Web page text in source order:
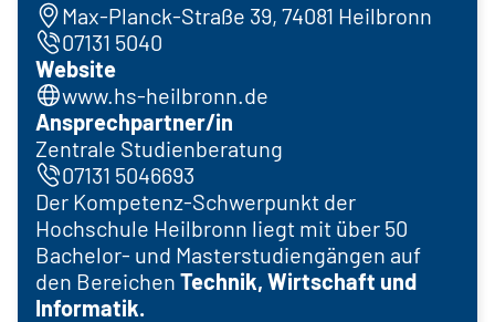
Max-Planck-Straße 39, 74081 Heilbronn
07131 5040
Website
www.hs-heilbronn.de
Ansprechpartner/in
Zentrale Studienberatung
07131 5046693
Der Kompetenz-Schwerpunkt der
Hochschule Heilbronn liegt mit über 50
Bachelor- und Masterstudiengängen auf
den Bereichen Technik, Wirtschaft und
Informatik.